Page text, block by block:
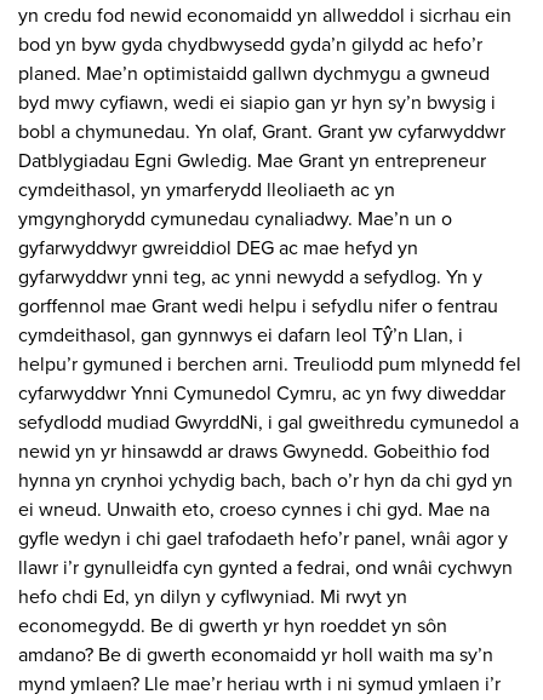
yn credu fod newid economaidd yn allweddol i sicrhau ein
bod yn byw gyda chydbwysedd gyda’n gilydd ac hefo’r
planed. Mae’n optimistaidd gallwn dychmygu a gwneud
byd mwy cyfiawn, wedi ei siapio gan yr hyn sy’n bwysig i
bobl a chymunedau. Yn olaf, Grant. Grant yw cyfarwyddwr
Datblygiadau Egni Gwledig. Mae Grant yn entrepreneur
cymdeithasol, yn ymarferydd lleoliaeth ac yn
ymgynghorydd cymunedau cynaliadwy. Mae’n un o
gyfarwyddwyr gwreiddiol DEG ac mae hefyd yn
gyfarwyddwr ynni teg, ac ynni newydd a sefydlog. Yn y
gorffennol mae Grant wedi helpu i sefydlu nifer o fentrau
cymdeithasol, gan gynnwys ei dafarn leol Tŷ’n Llan, i
helpu’r gymuned i berchen arni. Treuliodd pum mlynedd fel
cyfarwyddwr Ynni Cymunedol Cymru, ac yn fwy diweddar
sefydlodd mudiad GwyrddNi, i gal gweithredu cymunedol a
newid yn yr hinsawdd ar draws Gwynedd. Gobeithio fod
hynna yn crynhoi ychydig bach, bach o’r hyn da chi gyd yn
ei wneud. Unwaith eto, croeso cynnes i chi gyd. Mae na
gyfle wedyn i chi gael trafodaeth hefo’r panel, wnâi agor y
llawr i’r gynulleidfa cyn gynted a fedrai, ond wnâi cychwyn
hefo chdi Ed, yn dilyn y cyflwyniad. Mi rwyt yn
economegydd. Be di gwerth yr hyn roeddet yn sôn
amdano? Be di gwerth economaidd yr holl waith ma sy’n
mynd ymlaen? Lle mae’r heriau wrth i ni symud ymlaen i’r